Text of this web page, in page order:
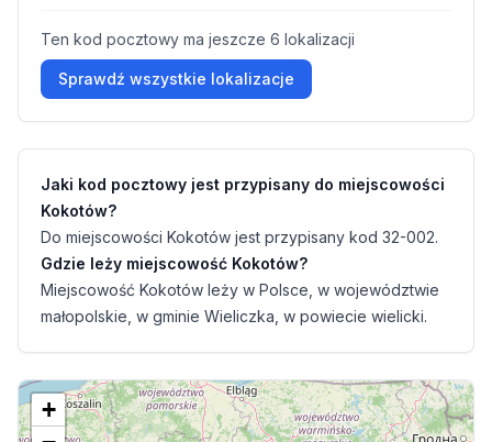
Ten kod pocztowy ma jeszcze 6 lokalizacji
Sprawdź wszystkie lokalizacje
Jaki kod pocztowy jest przypisany do miejscowości
Kokotów?
Do miejscowości Kokotów jest przypisany kod 32-002.
Gdzie leży miejscowość Kokotów?
Miejscowość Kokotów leży w Polsce, w województwie
małopolskie, w gminie Wieliczka, w powiecie wielicki.
+